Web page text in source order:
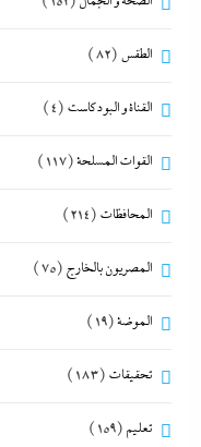
الطقس (82)
القناة و البودكاست (4)
القوات المسلحة(117)
المحافظات (214)
المصريون بالخارج (75)
الموضة(19)
تحقيقات (183)
تعليم (159)